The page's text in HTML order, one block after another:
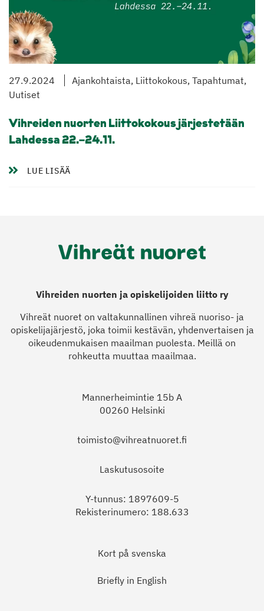
27.9.2024
Ajankohtaista, Liittokokous, Tapahtumat,
Uutiset
Vihreiden nuorten Liittokokous järjestetään
Lahdessa 22.–24.11.
LUE LISÄÄ
Vihreiden nuorten ja opiskelijoiden liitto ry
Vihreät nuoret on valtakunnallinen vihreä nuoriso- ja
opiskelijajärjestö, joka toimii kestävän, yhdenvertaisen ja
oikeudenmukaisen maailman puolesta. Meillä on
rohkeutta muuttaa maailmaa.
Mannerheimintie 15b A
00260 Helsinki
toimisto@vihreatnuoret.fi
Laskutusosoite
Y-tunnus: 1897609-5
Rekisterinumero: 188.633
Kort på svenska
Briefly in English